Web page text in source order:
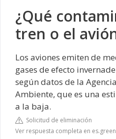
¿Qué
tren o el
Los aviones emiten de
gases de efecto
según datos de la
Ambiente, que es una
a la baja.
Solicitud de eliminación
Ver respuesta completa en